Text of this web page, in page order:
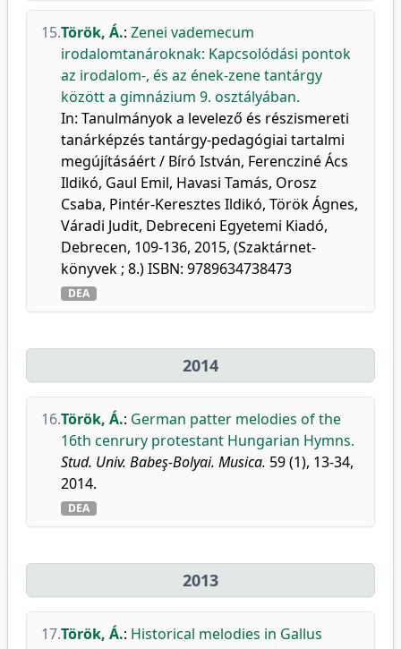
15.Török, Á.: Zenei vademecum
irodalomtanároknak: Kapcsolódási pontok
az irodalom-, és az ének-zene tantárgy
között a gimnázium 9. osztályában.
In: Tanulmányok a levelező és részismereti
tanárképzés tantárgy-pedagógiai tartalmi
megújításáért / Bíró István, Ferencziné Ács
Ildikó, Gaul Emil, Havasi Tamás, Orosz
Csaba, Pintér-Keresztes Ildikó, Török Ágnes,
Váradi Judit, Debreceni Egyetemi Kiadó,
Debrecen, 109-136, 2015, (Szaktárnet-
könyvek ; 8.) ISBN: 9789634738473
DEA
2014
16.Török, Á.: German patter melodies of the
16th cenrury protestant Hungarian Hymns.
Stud. Univ. Babeş-Bolyai. Musica. 59 (1), 13-34,
2014.
DEA
2013
17.Török, Á.: Historical melodies in Gallus